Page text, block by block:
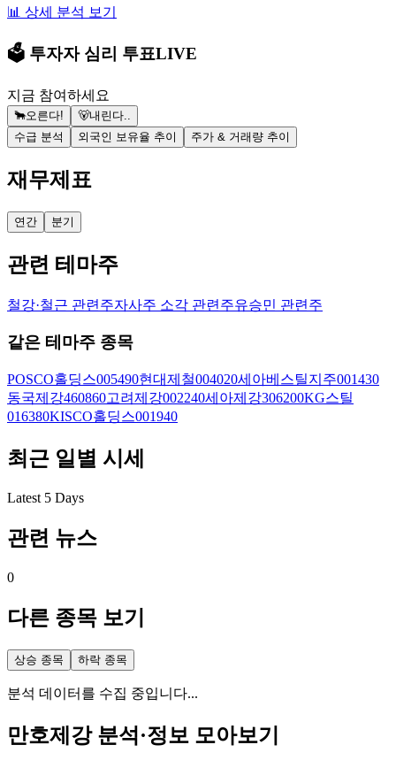
📊 상세 분석 보기
🗳️ 투자자 심리 투표LIVE
지금 참여하세요
🐂오른다! 🐻내린다..
수급 분석
외국인 보유율 추이 주가 & 거래량 추이
재무제표
연간 분기
관련 테마주
철강·철근 관련주자사주 소각 관련주유승민 관련주
같은 테마주 종목
POSCO홀딩스005490현대제철004020세아베스틸지주001430
동국제강460860고려제강002240세아제강306200KG스틸
016380KISCO홀딩스001940
최근 일별 시세
Latest 5 Days
관련 뉴스
0
다른 종목 보기
상승 종목 하락 종목
분석 데이터를 수집 중입니다...
만호제강분석·정보 모아보기